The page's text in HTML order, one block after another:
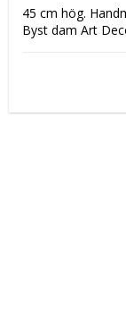
45 cm hög.
Byst dam Art